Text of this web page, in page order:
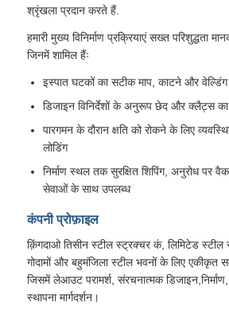
श्रृंखला प्रदान करते हैं.
हमारी मुख्य विनिर्माण प्रक्रियाएं सख्त परिशुद्धता
जिनमें शामिल हैंः
इस्पात घटकों का सटीक माप, काटने और वेल्डिंग
डिजाइन विनिर्देशों के अनुरूप छेद और क्लैट्स
पारगमन के दौरान क्षति को रोकने के लिए
लोडिंग
निर्माण स्थल तक सुरक्षित शिपिंग, अनुरोध पर
सेवाओं के साथ उपलब्ध
कंपनी प्रोफ़ाइल
क़िंगदाओ तिसीन स्टील स्ट्रक्चर कं, लिमिटेड स्टील
गोदामों और बहुमंजिला स्टील भवनों के लिए एकीकृत
जिसमें लेआउट परामर्श, संरचनात्मक
स्थापना मार्गदर्शन।